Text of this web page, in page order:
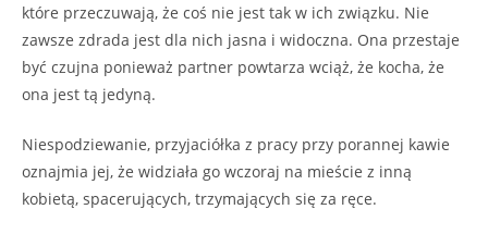
które przeczuwają, że coś nie jest tak w ich związku. Nie
zawsze zdrada jest dla nich jasna i widoczna. Ona przestaje
być czujna ponieważ partner powtarza wciąż, że kocha, że
ona jest tą jedyną.
Niespodziewanie, przyjaciółka z pracy przy porannej kawie
oznajmia jej, że widziała go wczoraj na mieście z inną
kobietą, spacerujących, trzymających się za ręce.